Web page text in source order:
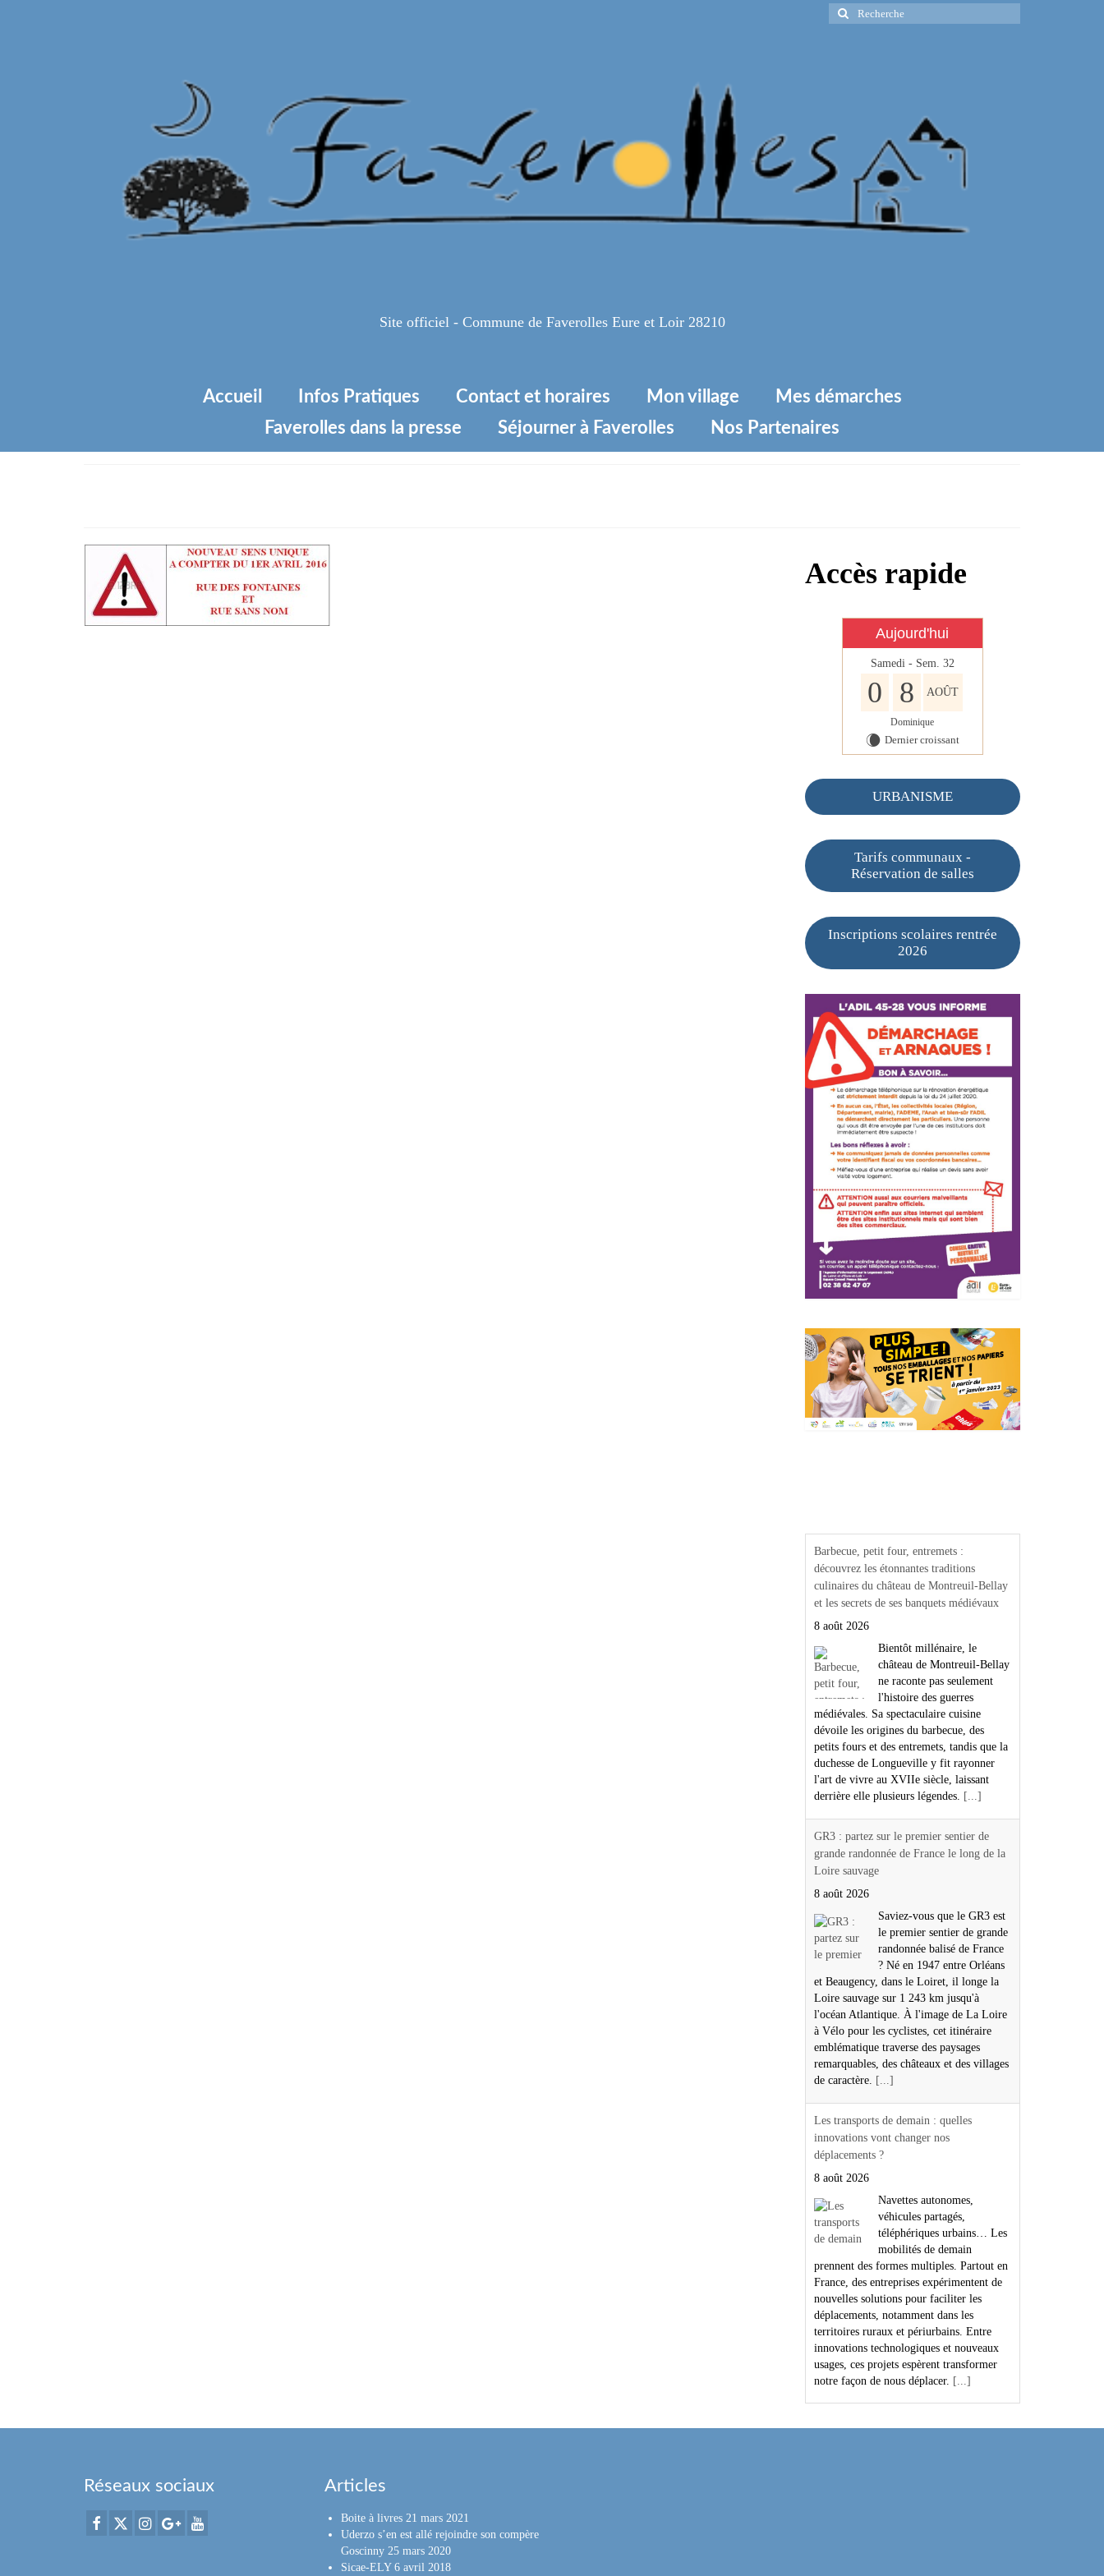
Rechercher
:
Site officiel - Commune de Faverolles Eure et Loir 28210
Accueil Infos Pratiques Contact et horaires Mon village
Mes démarches
Faverolles dans la presse
Séjourner à Faverolles Nos Partenaires
Accès rapide
Aujourd'hui
Samedi - Sem. 32
0 8 AOÛT
Dominique
W Dernier croissant
URBANISME
Tarifs communaux -
Réservation de salles
Inscriptions scolaires rentrée
2026
Barbecue, petit four, entremets :
découvrez les étonnantes traditions
culinaires du château de Montreuil-Bellay
et les secrets de ses banquets médiévaux
8 août 2026
Bientôt millénaire, le
château de Montreuil-Bellay
ne raconte pas seulement
l'histoire des guerres
médiévales. Sa spectaculaire cuisine
dévoile les origines du barbecue, des
petits fours et des entremets, tandis que la
duchesse de Longueville y fit rayonner
l'art de vivre au XVIIe siècle, laissant
derrière elle plusieurs légendes.
[...]
GR3 : partez sur le premier sentier de
grande randonnée de France le long de la
Loire sauvage
8 août 2026
Saviez-vous que le GR3 est
le premier sentier de grande
randonnée balisé de France
? Né en 1947 entre Orléans
et Beaugency, dans le Loiret, il longe la
Loire sauvage sur 1 243 km jusqu'à
l'océan Atlantique. À l'image de La Loire
à Vélo pour les cyclistes, cet itinéraire
emblématique traverse des paysages
remarquables, des châteaux et des villages
de caractère.
[...]
Les transports de demain : quelles
innovations vont changer nos
déplacements ?
8 août 2026
Navettes autonomes,
véhicules partagés,
téléphériques urbains… Les
mobilités de demain
prennent des formes multiples. Partout en
France, des entreprises expérimentent de
nouvelles solutions pour faciliter les
déplacements, notamment dans les
territoires ruraux et périurbains. Entre
innovations technologiques et nouveaux
usages, ces projets espèrent transformer
notre façon de nous déplacer. [...]
Réseaux sociaux Articles
Boite à livres 21 mars 2021
Uderzo s’en est allé rejoindre son compère
Goscinny 25 mars 2020
Sicae-ELY 6 avril 2018